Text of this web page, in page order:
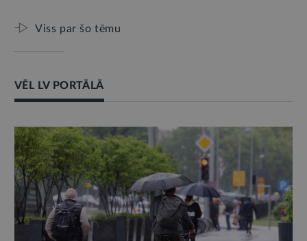
Viss par šo tēmu
VĒL LV PORTĀLĀ